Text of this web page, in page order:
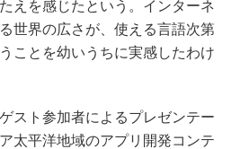
えを感じたという。インターネ
世界の広さが、使える言語次第
ことを幼いうちに実感したわけ
スト参加者によるプレゼンテー
太平洋地域のアプリ開発コンテ